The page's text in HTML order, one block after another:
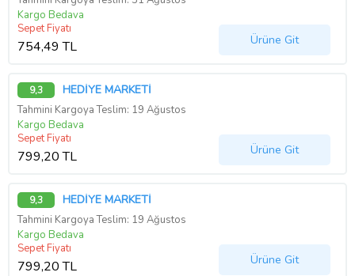
Kargo Bedava
Sepet Fiyatı
754,49 TL Ürüne Git
9,3 HEDİYE MARKETİ
Tahmini Kargoya Teslim: 19 Ağustos
Kargo Bedava
Sepet Fiyatı
799,20 TL Ürüne Git
9,3 HEDİYE MARKETİ
Tahmini Kargoya Teslim: 19 Ağustos
Kargo Bedava
Sepet Fiyatı
799,20 TL Ürüne Git